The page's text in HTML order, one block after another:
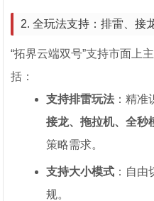
2. 全玩法支持：排雷、接
“拓界云端双号”支持市面上
括：
支持排雷玩法 ：精准
接龙、拖拉机、全秒
策略需求。
支持大小模式 ：自
规。